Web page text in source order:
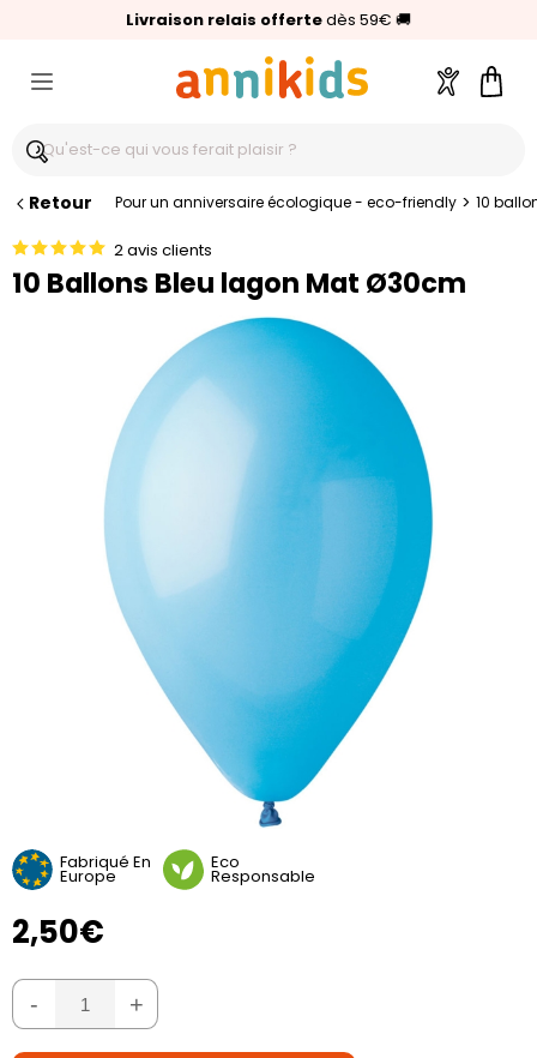
Livraison relais offertedès 59€ 🚚
🥇Palmarès Capital 2025 :Annikids N°1
⭐⭐⭐⭐⭐4,6/5(24 000 avis clients)
Compte
Retour Pour un anniversaire écologique - eco-friendly > 10
2 avis clients
10 Ballons Bleu lagon Mat Ø30cm
Fabriqué En
Europe
Eco
Responsable
2,50€
- +